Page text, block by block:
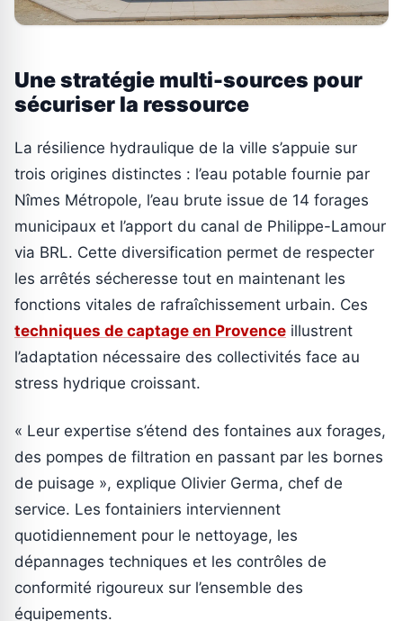
Une stratégie multi-sources pour
sécuriser la ressource
La résilience hydraulique de la ville s’appuie sur
trois origines distinctes : l’eau potable fournie par
Nîmes Métropole, l’eau brute issue de 14 forages
municipaux et l’apport du canal de Philippe-Lamour
via BRL. Cette diversification permet de respecter
les arrêtés sécheresse tout en maintenant les
fonctions vitales de rafraîchissement urbain. Ces
techniques de captage en Provence illustrent
l’adaptation nécessaire des collectivités face au
stress hydrique croissant.
« Leur expertise s’étend des fontaines aux forages,
des pompes de filtration en passant par les bornes
de puisage », explique Olivier Germa, chef de
service. Les fontainiers interviennent
quotidiennement pour le nettoyage, les
dépannages techniques et les contrôles de
conformité rigoureux sur l’ensemble des
équipements.